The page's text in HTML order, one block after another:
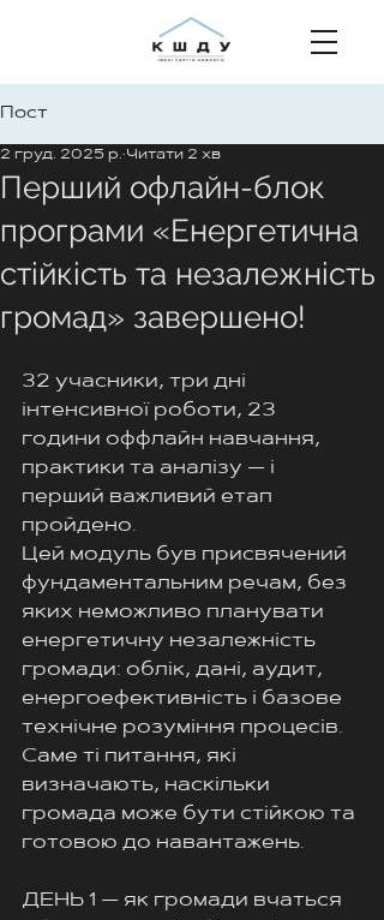
Пост
Перший офлайн-блок
програми «Енергетична
стійкість та незалежність
громад» завершено!
2 груд. 2025 р. Читати 2 хв
32 учасники, три дні
інтенсивної роботи, 23
години оффлайн навчання,
практики та аналізу — і
перший важливий етап
пройдено.
Цей модуль був присвячений
фундаментальним речам, без
яких неможливо планувати
енергетичну незалежність
громади: облік, дані, аудит,
енергоефективність і базове
технічне розуміння процесів.
Саме ті питання, які
визначають, наскільки
громада може бути стійкою та
готовою до навантажень.
ДЕНЬ 1 — як громади вчаться